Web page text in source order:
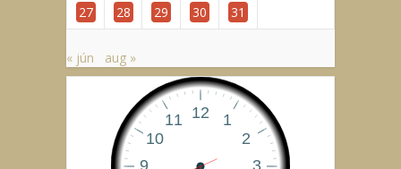
27
28 29 30 31
« jún aug »